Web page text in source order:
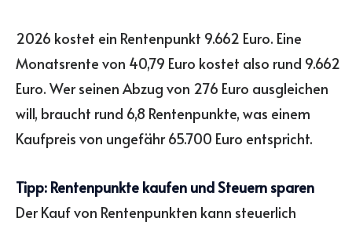
2026 kostet ein Rentenpunkt 9.662 Euro. Eine
Monatsrente von 40,79 Euro kostet also rund 9.662
Euro. Wer seinen Abzug von 276 Euro ausgleichen
will, braucht rund 6,8 Rentenpunkte, was einem
Kaufpreis von ungefähr 65.700 Euro entspricht.
Tipp: Rentenpunkte kaufen und Steuern sparen
Der Kauf von Rentenpunkten kann steuerlich